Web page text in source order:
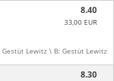
Lewitz \ B: Gestüt Lewitz
8.40
33,00 EUR
8.30